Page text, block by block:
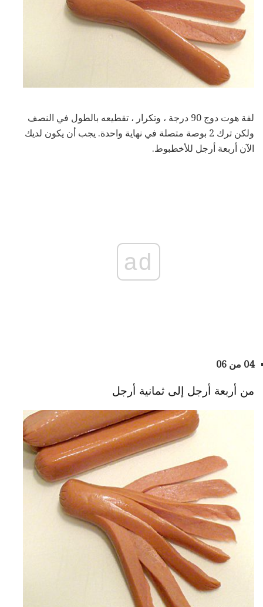
لفة هوت دوج 90 درجة ، وتكرار ، تقطيعه بالطول في النصف
ولكن ترك 2 بوصة متصلة في نهاية واحدة. يجب أن يكون لديك
الآن أربعة أرجل للأخطبوط.
ad
04 من 06
من أربعة أرجل إلى ثمانية أرجل